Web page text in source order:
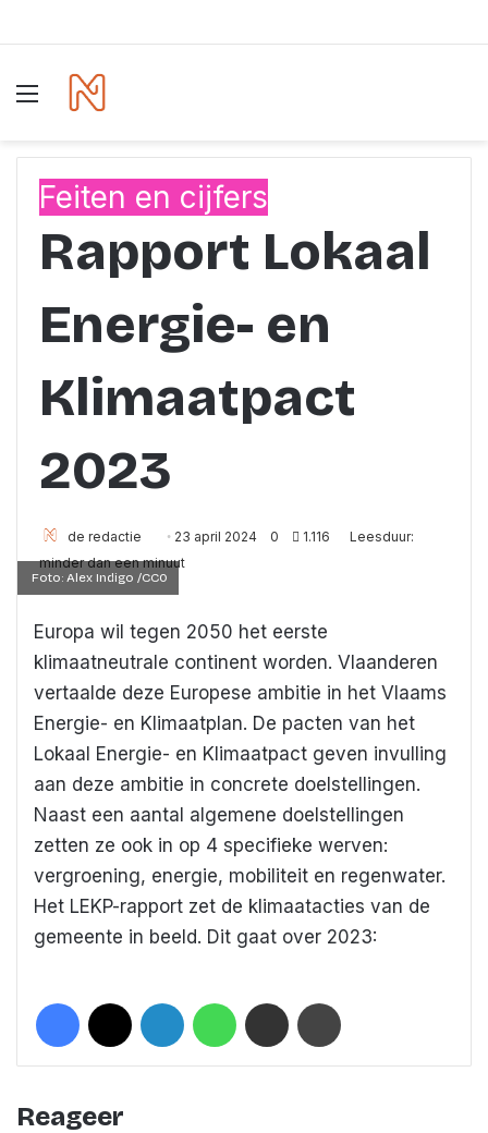
Menu
Feiten en cijfers
Rapport Lokaal
Energie- en
Klimaatpact
2023
de redactie
Send
an
23 april 2024 0 1.116
Leesduur:
minder dan een minuut
Foto: Alex Indigo /CC0
Europa wil tegen 2050 het eerste
klimaatneutrale continent worden. Vlaanderen
vertaalde deze Europese ambitie in het Vlaams
Energie- en Klimaatplan. De pacten van het
Lokaal Energie- en Klimaatpact geven invulling
aan deze ambitie in concrete doelstellingen.
Naast een aantal algemene doelstellingen
zetten ze ook in op 4 specifieke werven:
vergroening, energie, mobiliteit en regenwater.
Het LEKP-rapport zet de klimaatacties van de
gemeente in beeld. Dit gaat over 2023:
Facebook LinkedIn WhatsAppDeel met een mail
Reageer